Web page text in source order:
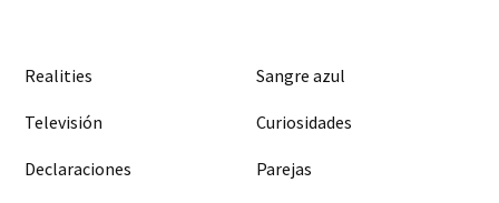
Realities Sangre azul
Televisión Curiosidades
Declaraciones Parejas